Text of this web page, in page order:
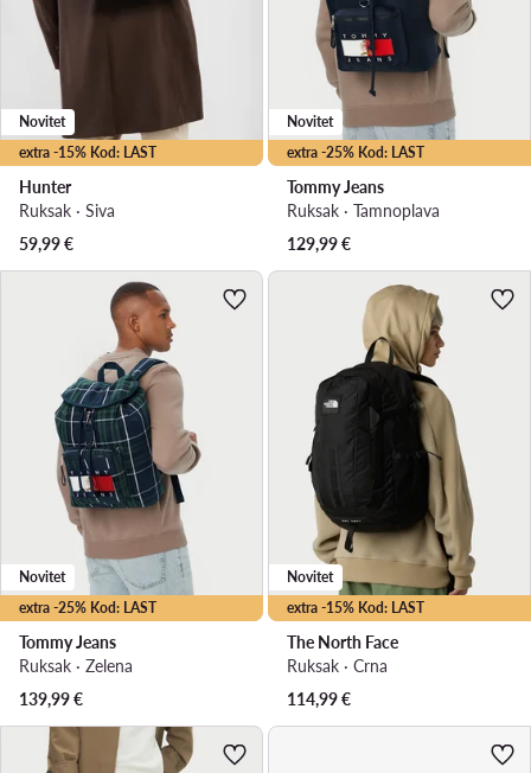
extra -15% Kod: LAST
Novitet
Hunter
Ruksak · Siva
59,99€
extra -25% Kod: LAST
Novitet
Tommy Jeans
Ruksak · Tamnoplava
129,99€
extra -25% Kod: LAST
Novitet
Tommy Jeans
Ruksak · Zelena
139,99€
extra -15% Kod: LAST
Novitet
The North Face
Ruksak · Crna
114,99€